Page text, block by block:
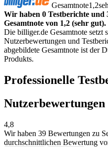
Gesamtnote1,2
Wir haben 0 Testberichte und
Gesamtnote von 1,2 (sehr gut).
Die billiger.de Gesamtnote setzt
Nutzerbewertungen und
abgebildete Gesamtnote ist der
Produkts.
Professionelle
Nutzerbewertungen
4,8
Wir haben 39 Bewertungen zu
durchschnittlichen Bewertung